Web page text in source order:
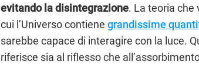
evitando la disintegrazione. La teoria che
cui l’Universo contiene grandissime
sarebbe capace di interagire con la luce.
riferisce sia al riflesso che